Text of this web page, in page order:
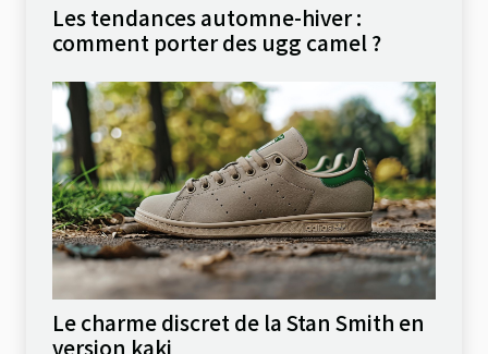
Les tendances automne-hiver :
comment porter des ugg camel ?
Le charme discret de la Stan Smith en
version kaki